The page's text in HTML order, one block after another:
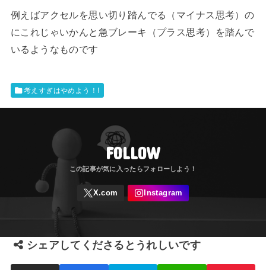
例えばアクセルを思い切り踏んでる（マイナス思考）の
にこれじゃいかんと急ブレーキ（プラス思考）を踏んで
いるようなものです
考えすぎはやめよう！!
FOLLOW
シェアしてくださるとうれしいです